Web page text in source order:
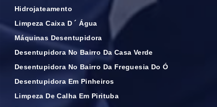
Hidrojateamento
Limpeza Caixa D ´ Água
Máquinas Desentupidora
Desentupidora No Bairro Da Casa Verde
Desentupidora No Bairro Da Freguesia Do Ó
Desentupidora Em Pinheiros
Limpeza De Calha Em Pirituba